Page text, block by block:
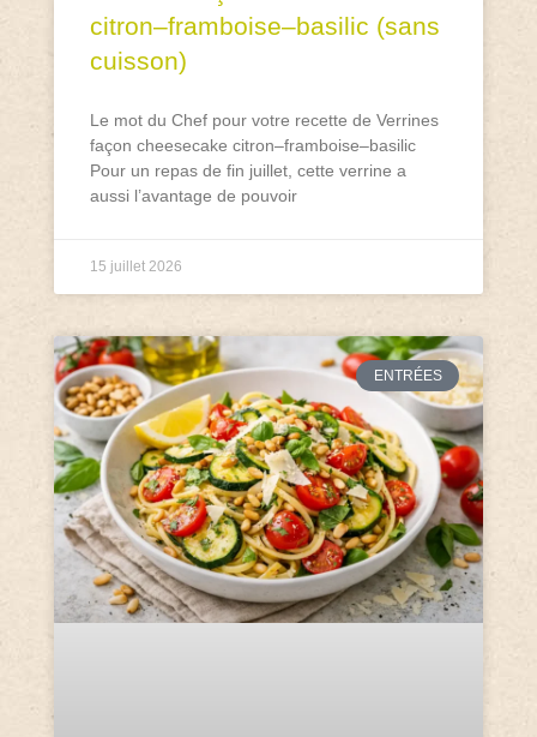
citron–framboise–basilic (sans
cuisson)
Le mot du Chef pour votre recette de Verrines
façon cheesecake citron–framboise–basilic
Pour un repas de fin juillet, cette verrine a
aussi l’avantage de pouvoir
15 juillet 2026
ENTRÉES